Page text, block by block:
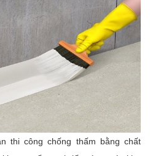
thi công chống thấm bằng chất